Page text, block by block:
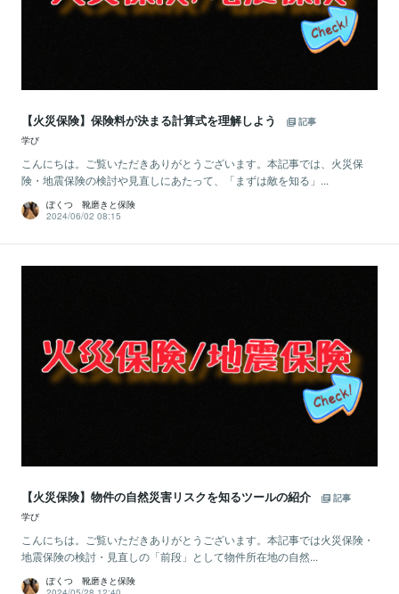
【火災保険】保険料が決まる計算式を理解しよう
記事
学び
こんにちは。ご覧いただきありがとうございます。本記事では、火災保
険・地震保険の検討や見直しにあたって、「まずは敵を知る」...
ぽくつ 靴磨きと保険
2024/06/02 08:15
【火災保険】物件の自然災害リスクを知るツールの紹介
記事
学び
こんにちは。ご覧いただきありがとうございます。本記事では火災保険・
地震保険の検討・見直しの「前段」として物件所在地の自然...
ぽくつ 靴磨きと保険